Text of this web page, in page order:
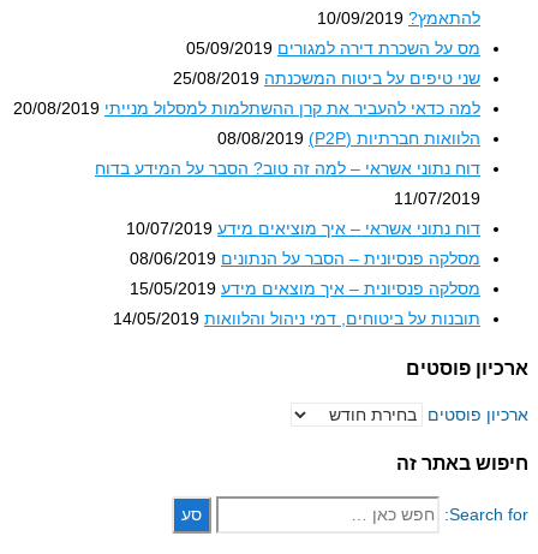
להתאמץ? 10/09/2019
מס על השכרת דירה למגורים 05/09/2019
שני טיפים על ביטוח המשכנתה 25/08/2019
למה כדאי להעביר את קרן ההשתלמות למסלול מנייתי 20/08/2019
הלוואות חברתיות (P2P)
08/08/2019
דוח נתוני אשראי – למה זה טוב? הסבר על המידע בדוח
11/07/2019
דוח נתוני אשראי – איך מוציאים מידע 10/07/2019
מסלקה פנסיונית – הסבר על הנתונים 08/06/2019
מסלקה פנסיונית – איך מוצאים מידע 15/05/2019
תובנות על ביטוחים, דמי ניהול והלוואות 14/05/2019
פוסטים
פוסטים
באתר זה